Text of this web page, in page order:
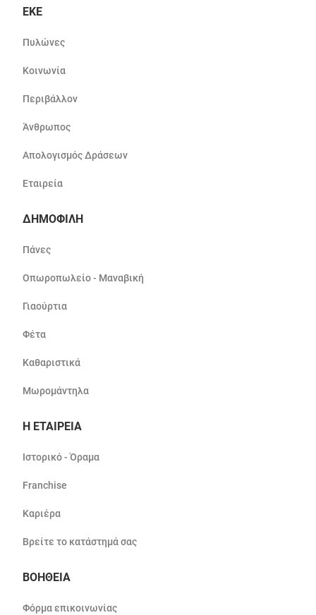
ΕΚΕ
Πυλώνες
Κοινωνία
Περιβάλλον
Άνθρωπος
Απολογισμός Δράσεων
Εταιρεία
ΔΗΜΟΦΙΛΗ
Πάνες
Οπωροπωλείο - Μαναβική
Γιαούρτια
Φέτα
Καθαριστικά
Μωρομάντηλα
Η ΕΤΑΙΡΕΙΑ
Ιστορικό - Όραμα
Franchise
Καριέρα
Βρείτε το κατάστημά σας
ΒΟΗΘΕΙΑ
Φόρμα επικοινωνίας